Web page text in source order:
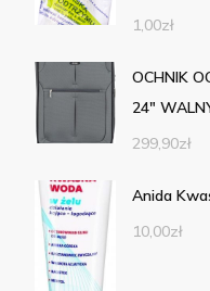
1,00zł
OCHNIK
24"
299,90zł
Anida
10,00zł